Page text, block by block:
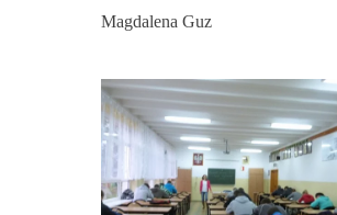
Magdalena Guz